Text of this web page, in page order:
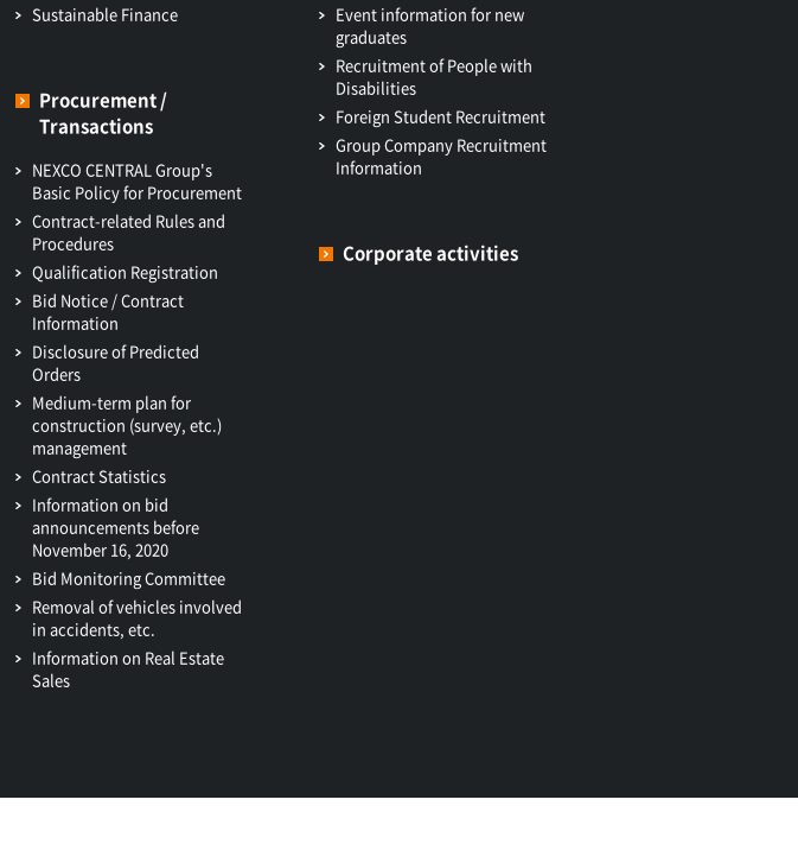
Sustainable Finance
Procurement /
Transactions
NEXCO CENTRAL Group's
Basic Policy for Procurement
Contract-related Rules and
Procedures
Qualification Registration
Bid Notice / Contract
Information
Disclosure of Predicted
Orders
Medium-term plan for
construction (survey, etc.)
management
Contract Statistics
Information on bid
announcements before
November 16, 2020
Bid Monitoring Committee
Removal of vehicles involved
in accidents, etc.
Information on Real Estate
Sales
Event information for new
graduates
Recruitment of People with
Disabilities
Foreign Student Recruitment
Group Company Recruitment
Information
Corporate activities